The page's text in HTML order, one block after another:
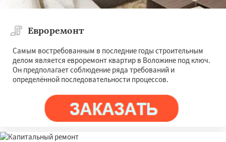
Евроремонт
Самым востребованным в последние годы строительным
делом является евроремонт квартир в Воложине под ключ.
Он предполагает соблюдение ряда требований и
определённой последовательности процессов.